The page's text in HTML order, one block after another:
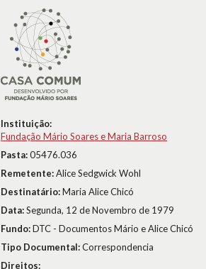
Instituição:
Fundação Mário Soares e Maria Barroso
Pasta:05476.036
Remetente:Alice Sedgwick Wohl
Destinatário:Maria Alice Chicó
Data:Segunda, 12 de Novembro de 1979
Fundo:DTC - Documentos Mário e Alice Chicó
Tipo Documental:Correspondencia
Direitos: